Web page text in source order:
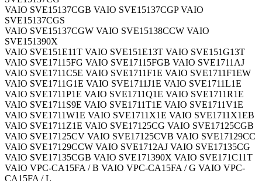
VAIO SVE15137CGB VAIO SVE15137CGP VAIO
SVE15137CGS
VAIO SVE15137CGW VAIO SVE15138CCW VAIO
SVE151390X
VAIO SVE151E11T VAIO SVE151E13T VAIO SVE151G13T
VAIO SVE17115FG VAIO SVE17115FGB VAIO SVE1711AJ
VAIO SVE1711C5E VAIO SVE1711F1E VAIO SVE1711F1EW
VAIO SVE1711G1E VAIO SVE1711J1E VAIO SVE1711L1E
VAIO SVE1711P1E VAIO SVE1711Q1E VAIO SVE1711R1E
VAIO SVE1711S9E VAIO SVE1711T1E VAIO SVE1711V1E
VAIO SVE1711W1E VAIO SVE1711X1E VAIO SVE1711X1EB
VAIO SVE1711Z1E VAIO SVE17125CG VAIO SVE17125CGB
VAIO SVE17125CV VAIO SVE17125CVB VAIO SVE17129CC
VAIO SVE17129CCW VAIO SVE1712AJ VAIO SVE17135CG
VAIO SVE17135CGB VAIO SVE171390X VAIO SVE171C11T
VAIO VPC-CA15FA / B VAIO VPC-CA15FA / G VAIO VPC-
CA15FA / L